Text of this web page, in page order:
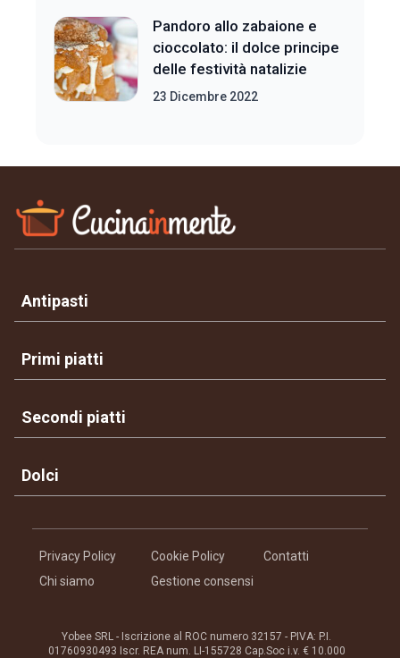
Pandoro allo zabaione e
cioccolato: il dolce principe
delle festività natalizie
23 Dicembre 2022
Antipasti
Primi piatti
Secondi piatti
Dolci
Privacy Policy Cookie Policy
Contatti
Chi siamo
Gestione consensi
Yobee SRL - Iscrizione al ROC numero 32157 - PIVA: P.I.
01760930493 Iscr. REA num. LI-155728 Cap.Soc i.v. € 10.000